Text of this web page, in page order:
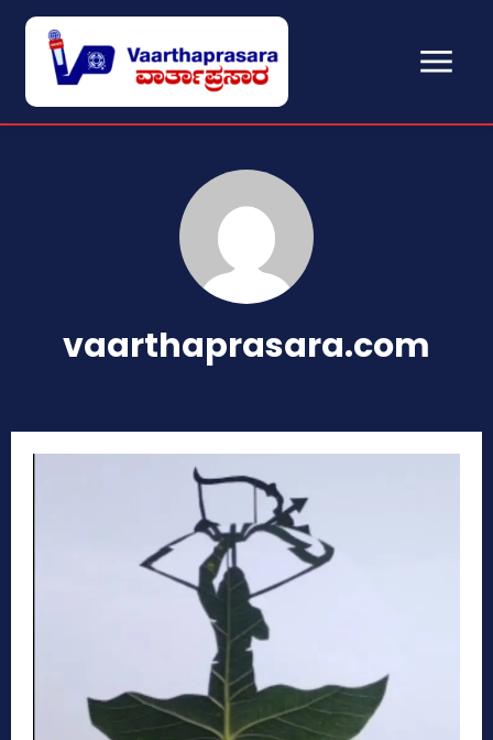
vaarthaprasara.com